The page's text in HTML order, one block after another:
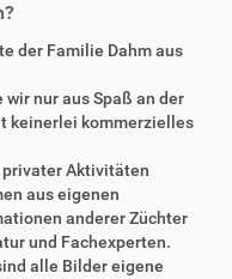
der Familie Dahm aus
nur aus Spaß an der
keinerlei kommerzielles
privater Aktivitäten
aus eigenen
anderer Züchter
und Fachexperten.
alle Bilder eigene